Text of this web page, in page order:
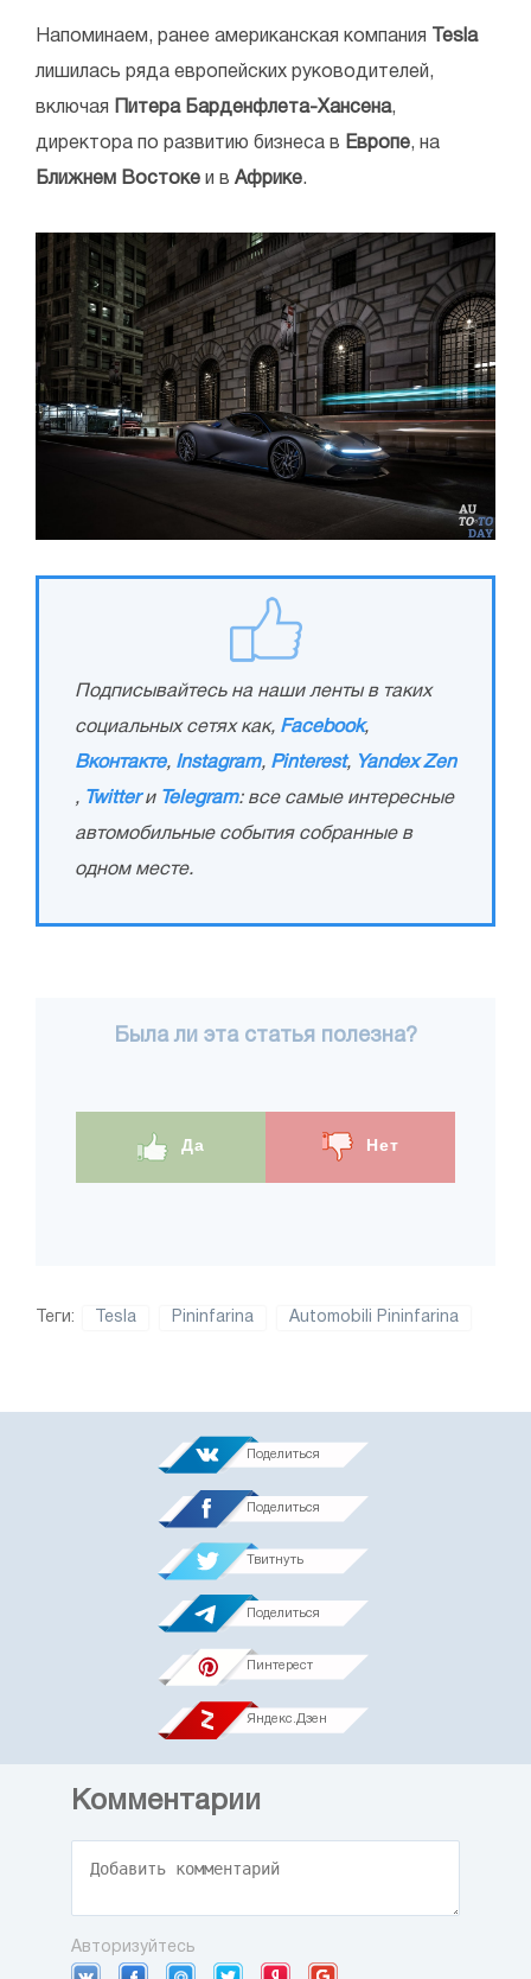
Напоминаем, ранее американская компания Tesla
лишилась ряда европейских руководителей,
включая Питера Барденфлета-Хансена,
директора по развитию бизнеса в Европе, на
Ближнем Востоке и в Африке.
Подписывайтесь на наши ленты в таких
социальных сетях как, Facebook,
Вконтакте, Instagram, Pinterest, Yandex Zen
, Twitterи Telegram: все самые интересные
автомобильные события собранные в
одном месте.
Была ли эта статья полезна?
Да Нет
Теги: Tesla Pininfarina Automobili Pininfarina
Поделиться
Поделиться
Твитнуть
Поделиться
Пинтерест
Яндекс.Дзен
Комментарии
Авторизуйтесь